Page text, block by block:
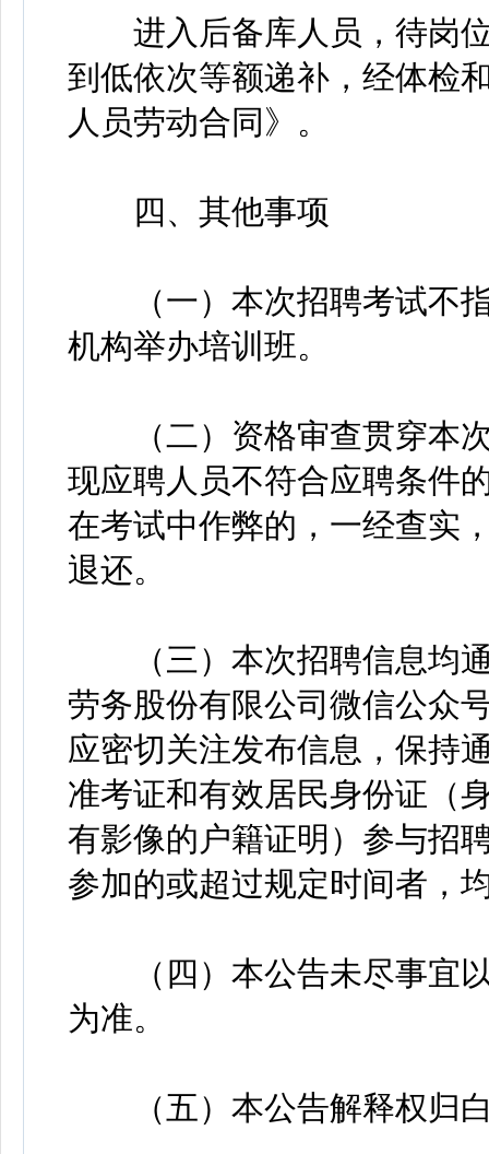
进入后备库人员，待岗位
到低依次等额递补，经体检
人员劳动合同》。
四、其他事项
（一）本次招聘考试不指
机构举办培训班。
（二）资格审查贯穿本次
现应聘人员不符合应聘条件
在考试中作弊的，一经查实
退还。
（三）本次招聘信息均通
劳务股份有限公司微信公众
应密切关注发布信息，保持
准考证和有效居民身份证（
有影像的户籍证明）参与招
参加的或超过规定时间者，
（四）本公告未尽事宜以
为准。
（五）本公告解释权归白